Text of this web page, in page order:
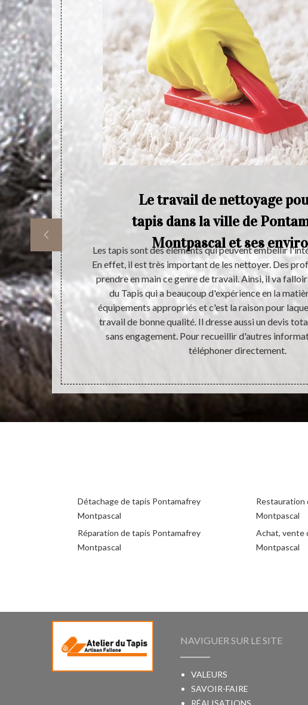
d’une
impact
De ce
le but de
Le
assurer
pouvez
par un
Le travail de nettoyage
tapis dans la ville de
Montpascal et ses
Les tapis sont des éléments qui peuvent embellir
En effet, il est très important de les nettoyer. Des
prendre en main ce genre de travail. Ainsi, il va
du Tapis qui a beaucoup d'expérience en la
équipements appropriés et c'est la raison pour
travail de bonne qualité. Il dresse aussi un devis
sans engagement. Pour recueillir d'autres
téléphoner directement.
Détachage de tapis Pontamafrey
Montpascal
Réparation de tapis Pontamafrey
Montpascal
Restauration
Montpascal
Achat, vente
Montpascal
NAVIGUER SUR LE SITE
VALEURS
SAVOIR-FAIRE